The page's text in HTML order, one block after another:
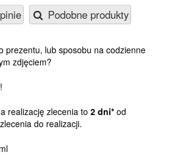
Podobne produkty
prezentu, lub sposobu na codzienne
zdjęciem?
realizację zlecenia to 2 dni*od
do realizacji.